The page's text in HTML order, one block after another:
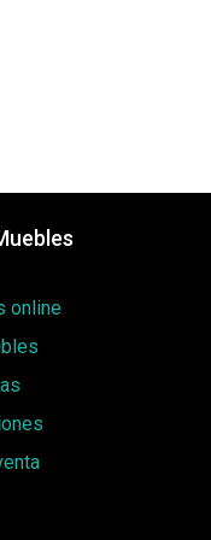
online